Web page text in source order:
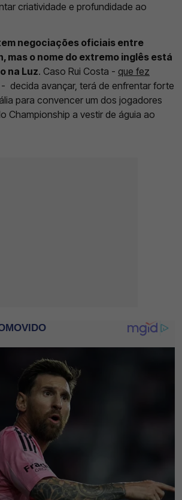
criatividade e profundidade ao
negociações oficiais entre
mas o nome do extremo inglês está
na Luz. Caso Rui Costa - que fez
- decida avançar, terá de enfrentar forte
para convencer um dos jogadores
Championship a vestir de águia ao